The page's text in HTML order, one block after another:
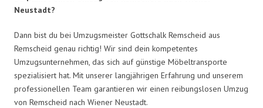
Neustadt?
Dann bist du bei Umzugsmeister Gottschalk Remscheid aus
Remscheid genau richtig! Wir sind dein kompetentes
Umzugsunternehmen, das sich auf günstige Möbeltransporte
spezialisiert hat. Mit unserer langjährigen Erfahrung und unserem
professionellen Team garantieren wir einen reibungslosen Umzug
von Remscheid nach Wiener Neustadt.